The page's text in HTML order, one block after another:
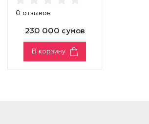
0 отзывов
230 000 сумов
В корзину